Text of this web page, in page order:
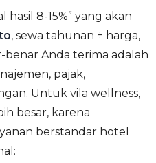
hasil 8-15%” yang akan
, sewa tahunan ÷ harga,
benar Anda terima adalah
pajak,
Untuk vila wellness,
besar, karena
berstandar hotel